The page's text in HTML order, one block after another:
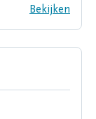
Bekijken